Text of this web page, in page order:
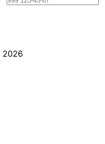
2026